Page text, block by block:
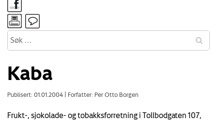
Kaba
Publisert: 01.01.2004 Forfatter: Per Otto Borgen
Frukt-, sjokolade- og tobakksforretning i Tollbodgaten 107,